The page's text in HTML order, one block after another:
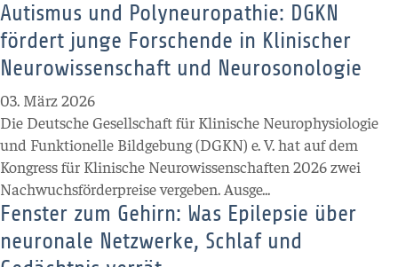
Autismus und Polyneuropathie: DGKN
fördert junge Forschende in Klinischer
Neurowissenschaft und Neurosonologie
03. März 2026
Die Deutsche Gesellschaft für Klinische Neurophysiologie
und Funktionelle Bildgebung (DGKN) e. V. hat auf dem
Kongress für Klinische Neurowissenschaften 2026 zwei
Nachwuchsförderpreise vergeben. Ausge...
Fenster zum Gehirn: Was Epilepsie über
neuronale Netzwerke, Schlaf und